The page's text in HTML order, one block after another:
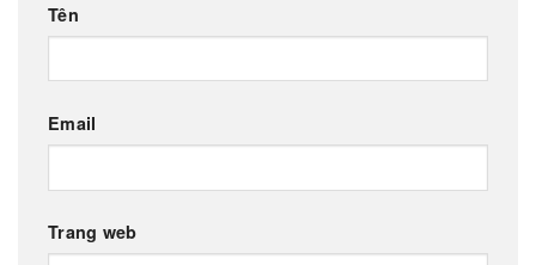
Tên
Email
Trang web